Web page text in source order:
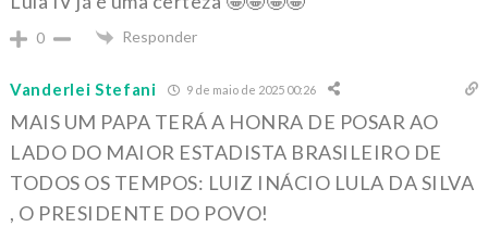
0 Responder
Vanderlei Stefani 9 de maio de 2025 00:26
MAIS UM PAPA TERÁ A HONRA DE POSAR AO
LADO DO MAIOR ESTADISTA BRASILEIRO DE
TODOS OS TEMPOS: LUIZ INÁCIO LULA DA SILVA
, O PRESIDENTE DO POVO!